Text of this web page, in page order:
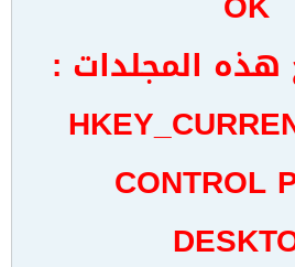
هذه المجلدات :
CONTROL